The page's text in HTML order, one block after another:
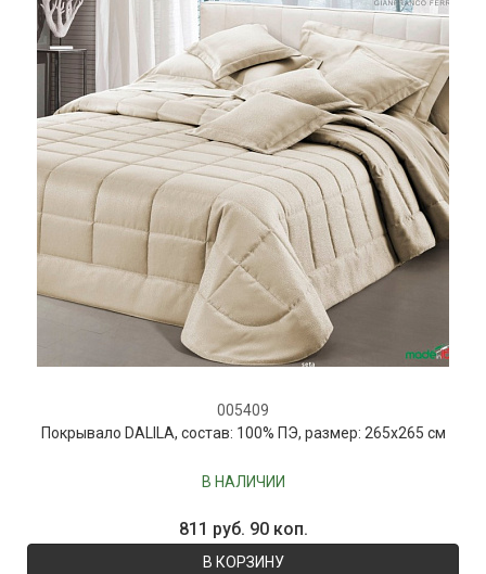
005409
Покрывало DALILA, состав: 100% ПЭ, размер: 265х265 см
В НАЛИЧИИ
811 руб. 90 коп.
В КОРЗИНУ